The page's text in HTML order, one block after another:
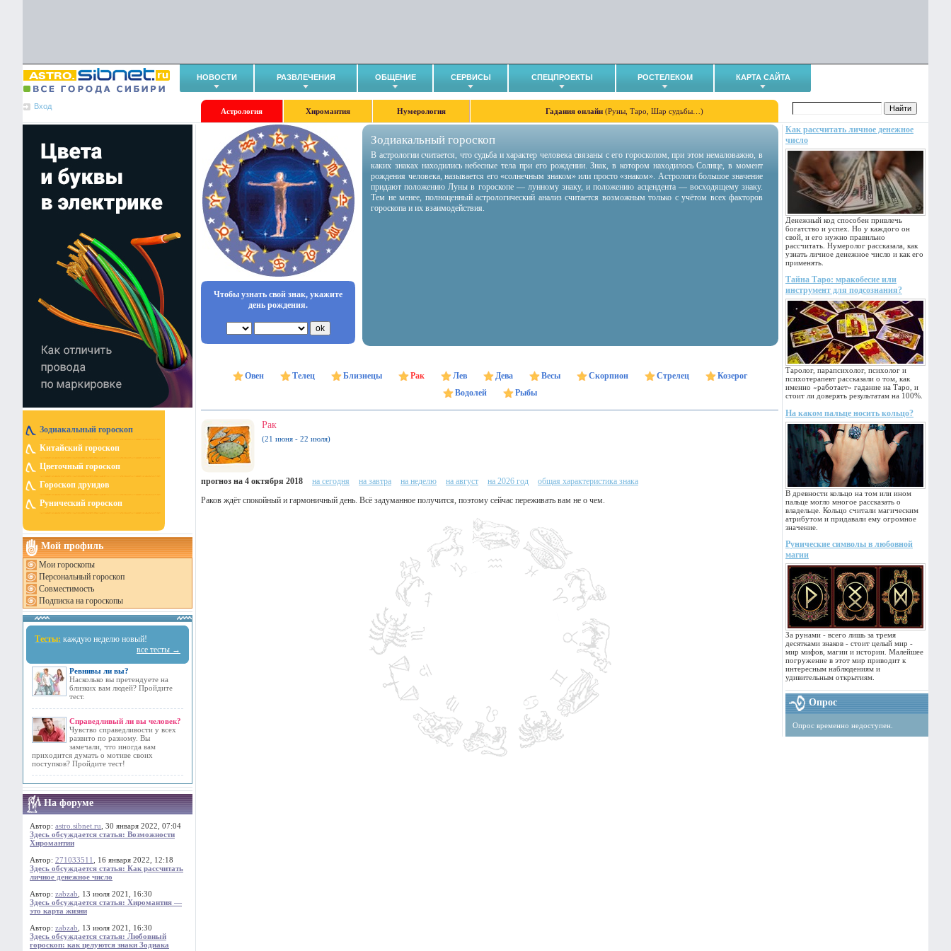
НОВОСТИ РАЗВЛЕЧЕНИЯ ОБЩЕНИЕ СЕРВИСЫ СПЕЦПРОЕКТЫ РОСТЕЛЕКОМ КАРТА САЙТА
Вход
Астрология Хиромантия Нумерология Гадания онлайн (Руны, Таро, Шар судьбы…)
Зодиакальный гороскоп
Китайский гороскоп
Цветочный гороскоп
Гороскоп друидов
Рунический гороскоп
Мой профиль
Мои гороскопы
Персональный гороскоп
Совместимость
Подписка на гороскопы
Тесты: каждую неделю новый!
все тесты →
Ревнивы ли вы?
Насколько вы претендуете на
близких вам людей? Пройдите
тест.
Справедливый ли вы человек?
Чувство справедливости у всех
развито по разному. Вы
замечали, что иногда вам
приходится думать о мотиве своих
поступков? Пройдите тест!
На форуме
Автор: astro.sibnet.ru , 30 января 2022, 07:04
Здесь обсуждается статья: Возможности
Хиромантии
Автор: 271033511
, 16 января 2022, 12:18
Здесь обсуждается статья: Как рассчитать
личное денежное число
Автор: zabzab , 13 июля 2021, 16:30
Здесь обсуждается статья: Хиромантия —
это карта жизни
Автор: zabzab , 13 июля 2021, 16:30
Здесь обсуждается статья: Любовный
гороскоп: как целуются знаки Зодиака
Как рассчитать личное денежное
число
Денежный код способен привлечь
богатство и успех. Но у каждого он
свой, и его нужно правильно
рассчитать. Нумеролог рассказала, как
узнать личное денежное число и как его
применять.
Тайна Таро: мракобесие или
инструмент для подсознания?
Таролог, парапсихолог, психолог и
психотерапевт рассказали о том, как
именно «работает» гадание на Таро, и
стоит ли доверять результатам на 100%.
На каком пальце носить кольцо?
В древности кольцо на том или ином
пальце могло многое рассказать о
владельце. Кольцо считали магическим
атрибутом и придавали ему огромное
значение.
Рунические символы в любовной
магии
За рунами - всего лишь за тремя
десятками знаков - стоит целый мир -
мир мифов, магии и истории. Малейшее
погружение в этот мир приводит к
интересным наблюдениям и
удивительным открытиям.
Опрос
Опрос временно недоступен.
Чтобы узнать свой знак, укажите
день рождения.
Зодиакальный гороскоп
В астрологии считается, что судьба и характер человека связаны с его гороскопом, при этом немаловажно, в
каких знаках находились небесные тела при его рождении. Знак, в котором находилось Солнце, в момент
рождения человека, называется его «солнечным знаком» или просто «знаком». Астрологи большое значение
придают положению Луны в гороскопе — лунному знаку, и положению асцендента — восходящему знаку.
Тем не менее, полноценный астрологический анализ считается возможным только с учётом всех факторов
гороскопа и их взаимодействия.
Овен Телец Близнецы Рак Лев Дева Весы Скорпион Стрелец
Козерог
Водолей
Рыбы
Рак
(21 июня - 22 июля)
прогноз на 4 октября 2018 на сегодня на завтра на неделю на август на 2026 год
общая характеристика знака
Раков ждёт спокойный и гармоничный день. Всё задуманное получится, поэтому сейчас переживать вам не о чем.